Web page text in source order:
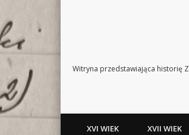
Witryna przedstawiająca historię
XVI WIEK XVII WIEK